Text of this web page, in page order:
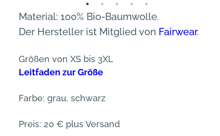
Material: 100% Bio-Baumwolle.
Der Hersteller ist Mitglied von Fairwear.
Größen von XS bis 3XL
Leitfaden zur Größe
Farbe: grau, schwarz
Preis: 20 € plus Versand